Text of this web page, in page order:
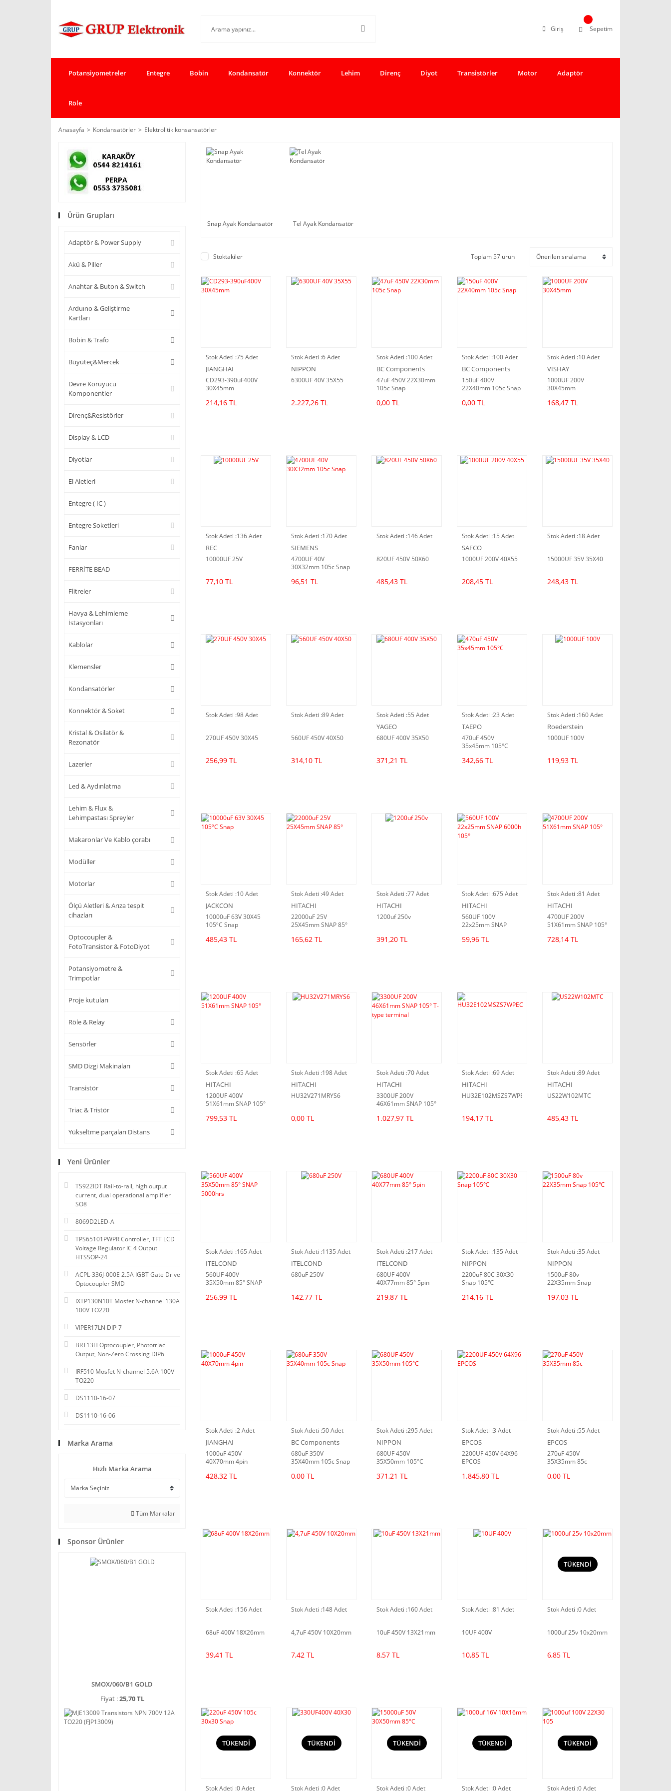
Giriş Sepetim
Potansiyometreler Entegre Bobin Kondansatör Konnektör Lehim Direnç Diyot Transistörler Motor Adaptör
Röle
Anasayfa Kondansatörler Elektrolitik konsansatörler
Ürün Grupları
Adaptör & Power Supply
Akü & Piller
Anahtar & Buton & Switch
Arduıno & Geliştirme
Kartları
Bobin & Trafo
Büyüteç&Mercek
Devre Koruyucu
Komponentler
Direnç&Resistörler
Display & LCD
Diyotlar
El Aletleri
Entegre ( IC )
Entegre Soketleri
Fanlar
FERRİTE BEAD
Flitreler
Havya & Lehimleme
İstasyonları
Kablolar
Klemensler
Kondansatörler
Konnektör & Soket
Kristal & Osilatör &
Rezonatör
Lazerler
Led & Aydınlatma
Lehim & Flux &
Lehimpastası Spreyler
Makaronlar Ve Kablo çorabı
Modüller
Motorlar
Ölçü Aletleri & Arıza tespit
cihazları
Optocoupler &
FotoTransistor & FotoDiyot
Potansiyometre &
Trimpotlar
Proje kutuları
Röle & Relay
Sensörler
SMD Dizgi Makinaları
Transistör
Triac & Tristör
Yükseltme parçaları Distans
Yeni Ürünler
TS922IDT Rail-to-rail, high output
current, dual operational amplifier
SO8
8069D2LED-A
TPS65101PWPR Controller, TFT LCD
Voltage Regulator IC 4 Output
HTSSOP-24
ACPL-336J-000E 2.5A IGBT Gate Drive
Optocoupler SMD
IXTP130N10T Mosfet N-channel 130A
100V TO220
VIPER17LN DIP-7
BRT13H Optocoupler, Phototriac
Output, Non-Zero Crossing DIP6
IRF510 Mosfet N-channel 5.6A 100V
TO220
DS1110-16-07
DS1110-16-06
Marka Arama
Hızlı Marka Arama
Tüm Markalar
Sponsor Ürünler
SMOX/060/B1 GOLD
Fiyat :25,70 TL
Snap Ayak Kondansatör Tel Ayak Kondansatör
Stoktakiler Toplam 57 ürün
Stok Adeti :75 Adet
JIANGHAI
CD293-390uF400V
30X45mm
214,16 TL
Stok Adeti :6 Adet
NIPPON
6300UF 40V 35X55
2.227,26 TL
Stok Adeti :100 Adet
BC Components
47uF 450V 22X30mm
105c Snap
0,00 TL
Stok Adeti :100 Adet
BC Components
150uF 400V
22X40mm 105c Snap
0,00 TL
Stok Adeti :10 Adet
VISHAY
1000UF 200V
30X45mm
168,47 TL
Stok Adeti :136 Adet
REC
10000UF 25V
77,10 TL
Stok Adeti :170 Adet
SIEMENS
4700UF 40V
30X32mm 105c Snap
96,51 TL
Stok Adeti :146 Adet
820UF 450V 50X60
485,43 TL
Stok Adeti :15 Adet
SAFCO
1000UF 200V 40X55
208,45 TL
Stok Adeti :18 Adet
15000UF 35V 35X40
248,43 TL
Stok Adeti :98 Adet
270UF 450V 30X45
256,99 TL
Stok Adeti :89 Adet
560UF 450V 40X50
314,10 TL
Stok Adeti :55 Adet
YAGEO
680UF 400V 35X50
371,21 TL
Stok Adeti :23 Adet
TAEPO
470uF 450V
35x45mm 105°C
342,66 TL
Stok Adeti :160 Adet
Roederstein
1000UF 100V
119,93 TL
Stok Adeti :10 Adet
JACKCON
10000uF 63V 30X45
105ºC Snap
485,43 TL
Stok Adeti :49 Adet
HITACHI
22000uF 25V
25X45mm SNAP 85°
165,62 TL
Stok Adeti :77 Adet
HITACHI
1200uf 250v
391,20 TL
Stok Adeti :675 Adet
HITACHI
560UF 100V
22x25mm SNAP
59,96 TL
Stok Adeti :81 Adet
HITACHI
4700UF 200V
51X61mm SNAP 105°
728,14 TL
Stok Adeti :65 Adet
HITACHI
1200UF 400V
51X61mm SNAP 105°
799,53 TL
Stok Adeti :198 Adet
HITACHI
HU32V271MRYS6
0,00 TL
Stok Adeti :70 Adet
HITACHI
3300UF 200V
46X61mm SNAP 105°
1.027,97 TL
Stok Adeti :69 Adet
HITACHI
HU32E102MSZS7WPEC
194,17 TL
Stok Adeti :89 Adet
HITACHI
US22W102MTC
485,43 TL
Stok Adeti :165 Adet
ITELCOND
560UF 400V
35X50mm 85° SNAP
256,99 TL
Stok Adeti :1135 Adet
ITELCOND
680uF 250V
142,77 TL
Stok Adeti :217 Adet
ITELCOND
680UF 400V
40X77mm 85° 5pin
219,87 TL
Stok Adeti :135 Adet
NIPPON
2200uF 80C 30X30
Snap 105℃
214,16 TL
Stok Adeti :35 Adet
NIPPON
1500uF 80v
22X35mm Snap
197,03 TL
Stok Adeti :2 Adet
JIANGHAI
1000uF 450V
40X70mm 4pin
428,32 TL
Stok Adeti :50 Adet
BC Components
680uF 350V
35X40mm 105c Snap
0,00 TL
Stok Adeti :295 Adet
NIPPON
680UF 450V
35X50mm 105°C
371,21 TL
Stok Adeti :3 Adet
EPCOS
2200UF 450V 64X96
EPCOS
1.845,80 TL
Stok Adeti :55 Adet
EPCOS
270uF 450V
35X35mm 85c
0,00 TL
Stok Adeti :156 Adet
68uF 400V 18X26mm
39,41 TL
Stok Adeti :148 Adet
4,7uF 450V 10X20mm
7,42 TL
Stok Adeti :160 Adet
10uF 450V 13X21mm
8,57 TL
Stok Adeti :81 Adet
10UF 400V
10,85 TL
TÜKENDİ
Stok Adeti :0 Adet
1000uf 25v 10x20mm
6,85 TL
TÜKENDİ
Stok Adeti :0 Adet
TÜKENDİ
Stok Adeti :0 Adet
TÜKENDİ
Stok Adeti :0 Adet
TÜKENDİ
Stok Adeti :0 Adet
TÜKENDİ
Stok Adeti :0 Adet